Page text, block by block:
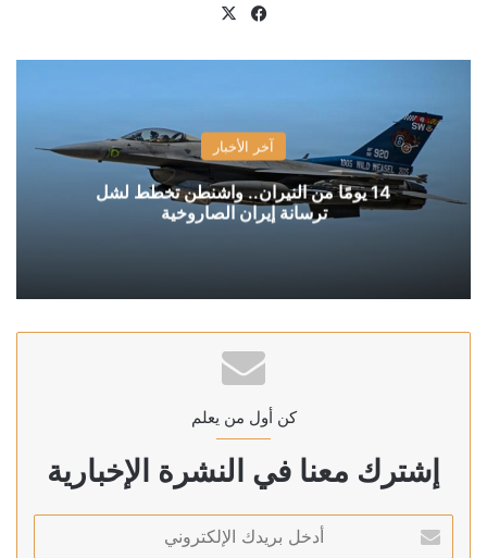
فيسبوك
آخر الأخبار
14 يومًا من النيران.. واشنطن تخطط لشل
ترسانة إيران الصاروخية
كن أول من يعلم
إشترك معنا في النشرة الإخبارية
بريدك